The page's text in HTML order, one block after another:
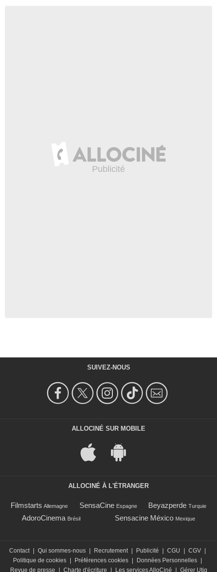
SUIVEZ-NOUS
ALLOCINÉ SUR MOBILE
ALLOCINÉ À L'ÉTRANGER
Filmstarts Allemagne SensaCine Espagne Beyazperde Turquie
AdoroCinema Brésil Sensacine México Mexique
Contact | Qui sommes-nous | Recrutement | Publicité | CGU | CGV |
Politique de cookies | Préférences cookies | Données Personnelles |
Revue de presse
| Charte d'écriture | Les services AlloCiné | Gérer Utiq